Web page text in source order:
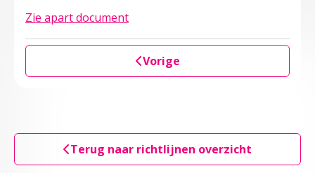
Zie apart documentDeze linkt opent in een nieuw
Vorige
Terug naar richtlijnen overzicht